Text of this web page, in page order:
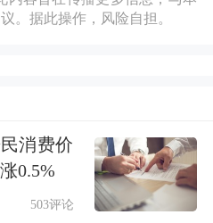
回撤
模持续扩张的杠杆
市场波动加剧的重
。据此操作，风险自担。
消费价
0.5%
503评论